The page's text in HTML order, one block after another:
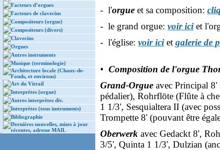
Facteurs d’orgues
Facteurs de clavecins
Compositeurs (orgue)
Compositeurs (divers)
Clavecins
Orgues
Autres instruments
Musique (terminologie)
Architecture locale (Chaux-de-
Fonds, et environs)
Art du Vitrail
Interprètes (orgue)
Autres interprètes div.
Interprètes (tous instruments)
Bibliographie
Dernières nouvelles, mises à jour
récentes, adresse MAIL
- l'orgue et sa composition:
- le grand orgue: voir iciet
- l'église: voir iciet galerie de
• Composition de l'orgue
Grand-Orgue avec Principal 8'
pédalier), Rohrflöte (Flûte à
1 1/3', Sesquialtera II (avec
Trompette 8' (pouvant être
Oberwerk avec Gedackt 8',
3/5', Quinta 1 1/3', Dulzian